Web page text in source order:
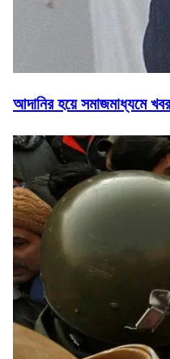
আদানির হয়ে সমাজমাধ্যমে খবর